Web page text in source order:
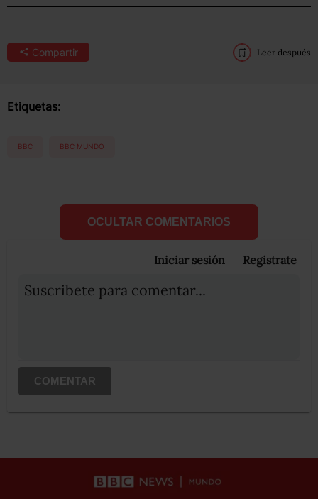
Compartir Leer después
Etiquetas:
BBC BBC MUNDO
OCULTAR COMENTARIOS
Iniciar sesión Registrate
Suscribete para comentar...
COMENTAR